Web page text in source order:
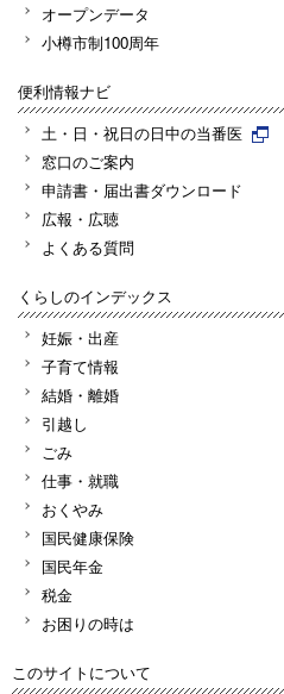
オープンデータ
小樽市制100周年
便利情報ナビ
土・日・祝日の日中の当番医
窓口のご案内
申請書・届出書ダウンロード
広報・広聴
よくある質問
くらしのインデックス
妊娠・出産
子育て情報
結婚・離婚
引越し
ごみ
仕事・就職
おくやみ
国民健康保険
国民年金
税金
お困りの時は
このサイトについて